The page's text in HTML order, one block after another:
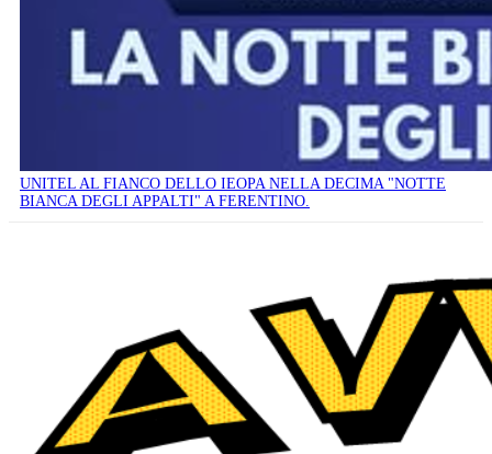
UNITEL AL FIANCO DELLO IEOPA NELLA DECIMA "NOTTE
BIANCA DEGLI APPALTI" A FERENTINO.